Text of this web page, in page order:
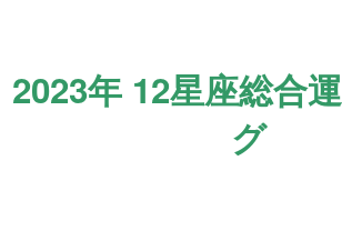
2023年 12星座総合
グ